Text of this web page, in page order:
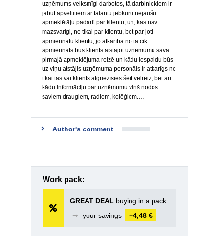
uzņēmums veiksmīgi darbotos, tā darbiniekiem ir
jābūt apveltītiem ar talantu jebkuru nejaušu
apmeklētāju padarīt par klientu, un, kas nav
mazsvarīgi, ne tikai par klientu, bet par ļoti
apmierinātu klientu, jo atkarībā no tā cik
apmierināts būs klients atstājot uzņēmumu savā
pirmajā apmeklējuma reizē un kādu iespaidu būs
uz viņu atstājis uzņēmuma personāls ir atkarīgs ne
tikai tas vai klients atgriezīsies šeit vēlreiz, bet arī
kādu informāciju par uzņēmumu viņš nodos
saviem draugiem, radiem, kolēģiem.…
Author's comment
Work pack:
GREAT DEAL buying in a pack
➞
your savings −4,48 €